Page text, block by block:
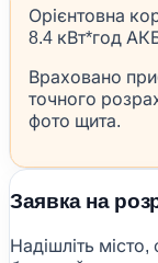
Орієнтовна
8.4 кВт*год
Враховано
точного
фото щита.
Заявка на
Надішліть